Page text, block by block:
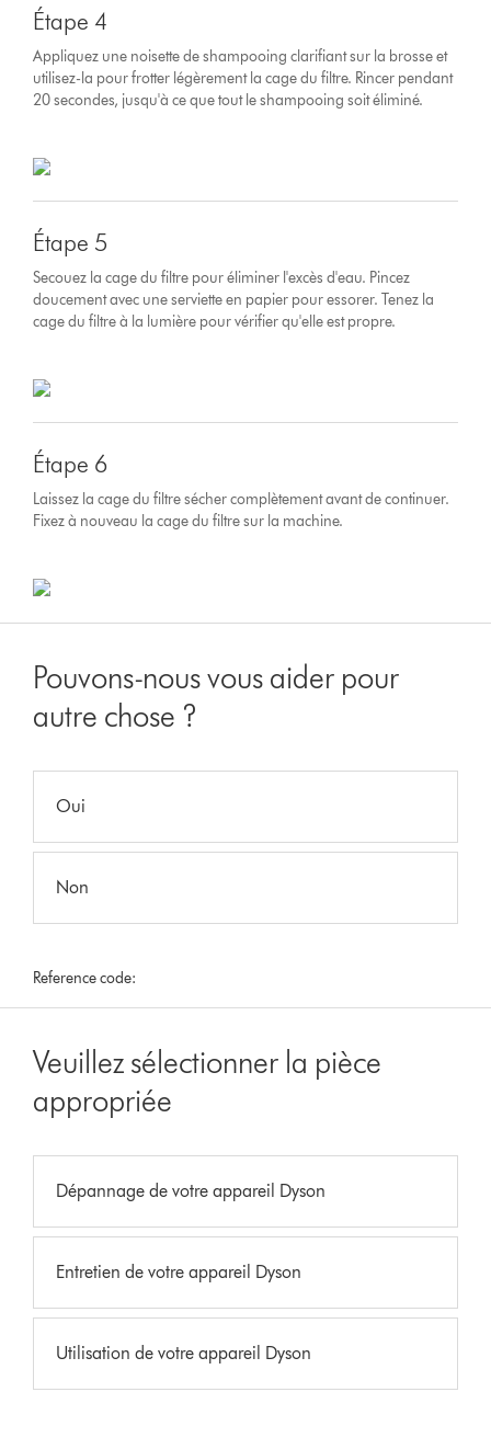
Étape 4
Appliquez une noisette de shampooing clarifiant sur la brosse et
utilisez-la pour frotter légèrement la cage du filtre. Rincer pendant
20 secondes, jusqu'à ce que tout le shampooing soit éliminé.
Étape 5
Secouez la cage du filtre pour éliminer l'excès d'eau. Pincez
doucement avec une serviette en papier pour essorer. Tenez la
cage du filtre à la lumière pour vérifier qu'elle est propre.
Étape 6
Laissez la cage du filtre sécher complètement avant de continuer.
Fixez à nouveau la cage du filtre sur la machine.
Pouvons-nous vous aider pour
autre chose ?
Oui
Non
Reference code:
Veuillez sélectionner la pièce
appropriée
Dépannage de votre appareil Dyson
Entretien de votre appareil Dyson
Utilisation de votre appareil Dyson